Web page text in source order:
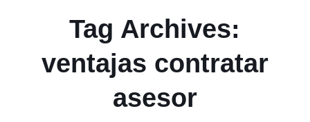
Tag Archives:
ventajas contratar
asesor